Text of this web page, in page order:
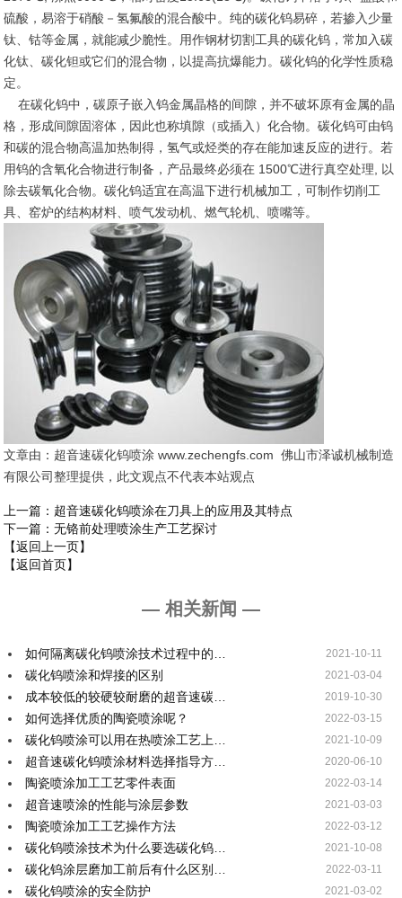
硫酸，易溶于硝酸－氢氟酸的混合酸中。纯的碳化钨易碎，若掺入少量
钛、钴等金属，就能减少脆性。用作钢材切割工具的碳化钨，常加入碳
化钛、碳化钽或它们的混合物，以提高抗爆能力。碳化钨的化学性质稳
定。
在碳化钨中，碳原子嵌入钨金属晶格的间隙，并不破坏原有金属的晶
格，形成间隙固溶体，因此也称填隙（或插入）化合物。碳化钨可由钨
和碳的混合物高温加热制得，氢气或烃类的存在能加速反应的进行。若
用钨的含氧化合物进行制备，产品最终必须在 1500℃进行真空处理, 以
除去碳氧化合物。碳化钨适宜在高温下进行机械加工，可制作切削工
具、窑炉的结构材料、喷气发动机、燃气轮机、喷嘴等。
文章由：超音速碳化钨喷涂 www.zechengfs.com 佛山市泽诚机械制造
有限公司整理提供，此文观点不代表本站观点
上一篇 ：超音速碳化钨喷涂在刀具上的应用及其特点
下一篇 ：无铬前处理喷涂生产工艺探讨
【返回上一页】
【返回首页】
— 相关新闻 —
如何隔离碳化钨喷涂技术过程中的… 2021-10-11
碳化钨喷涂和焊接的区别 2021-03-04
成本较低的较硬较耐磨的超音速碳… 2019-10-30
如何选择优质的陶瓷喷涂呢？ 2022-03-15
碳化钨喷涂可以用在热喷涂工艺上… 2021-10-09
超音速碳化钨喷涂材料选择指导方… 2020-06-10
陶瓷喷涂加工工艺零件表面 2022-03-14
超音速喷涂的性能与涂层参数 2021-03-03
陶瓷喷涂加工工艺操作方法 2022-03-12
碳化钨喷涂技术为什么要选碳化钨… 2021-10-08
碳化钨涂层磨加工前后有什么区别… 2022-03-11
碳化钨喷涂的安全防护 2021-03-02